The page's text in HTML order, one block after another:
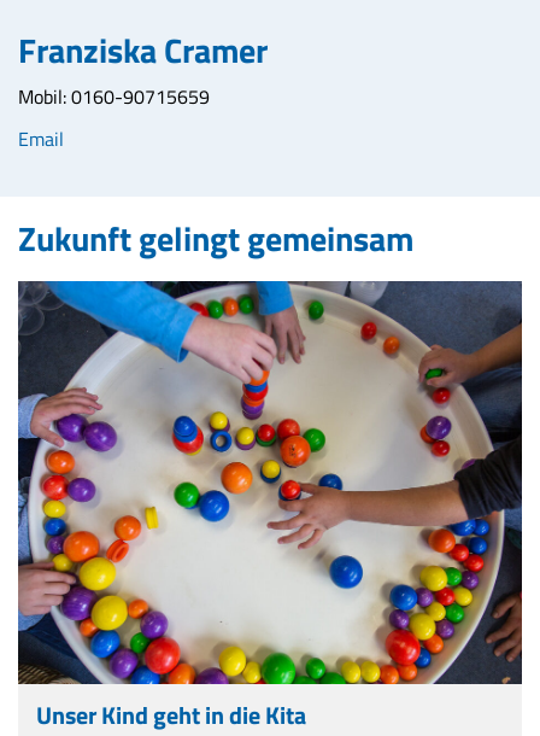
Franziska Cramer
Mobil: 0160-90715659
Email
Zukunft gelingt gemeinsam
Unser Kind geht in die Kita